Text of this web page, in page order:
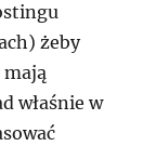
żeby
mają
właśnie w